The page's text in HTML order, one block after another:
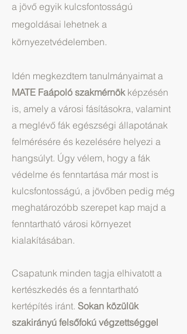
a jövő egyik kulcsfontosságú
megoldásai lehetnek a
környezetvédelemben.
Idén megkezdtem tanulmányaimat a
MATE Faápoló szakmérnök képzésén
is, amely a városi fásításokra, valamint
a meglévő fák egészségi állapotának
felmérésére és kezelésére helyezi a
hangsúlyt. Úgy vélem, hogy a fák
védelme és fenntartása már most is
kulcsfontosságú, a jövőben pedig még
meghatározóbb szerepet kap majd a
fenntartható városi környezet
kialakításában.
Csapatunk minden tagja elhivatott a
kertészkedés és a fenntartható
kertépítés iránt. Sokan közülük
szakirányú felsőfokú végzettséggel